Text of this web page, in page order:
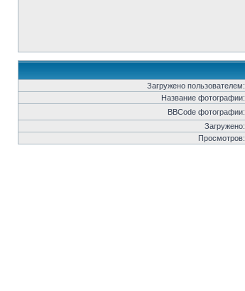
Загружено пользователем:
Название фотографии:
BBCode фотографии:
Загружено:
Просмотров: